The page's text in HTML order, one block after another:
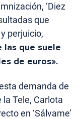
‘Diez
que
perjuicio,
las que suele
de euros».
demanda de
Tele, Carlota
en ‘Sálvame’